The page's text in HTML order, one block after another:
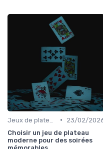
•
23/02/
Choisir un jeu de plateau
moderne pour des soirées